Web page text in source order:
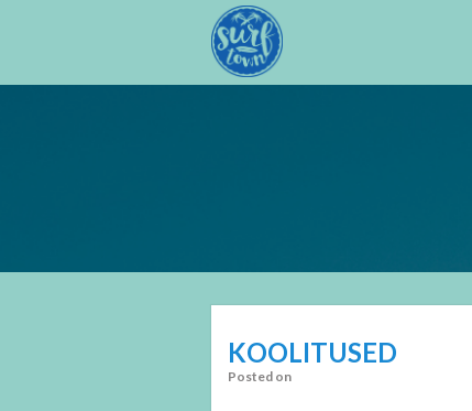
KOOLITUSED
Posted on